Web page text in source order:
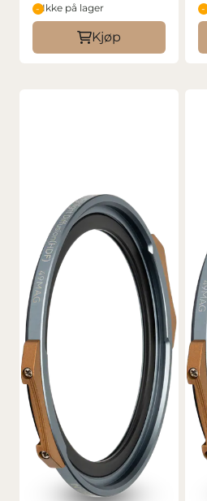
Ikke på lager
Kjøp